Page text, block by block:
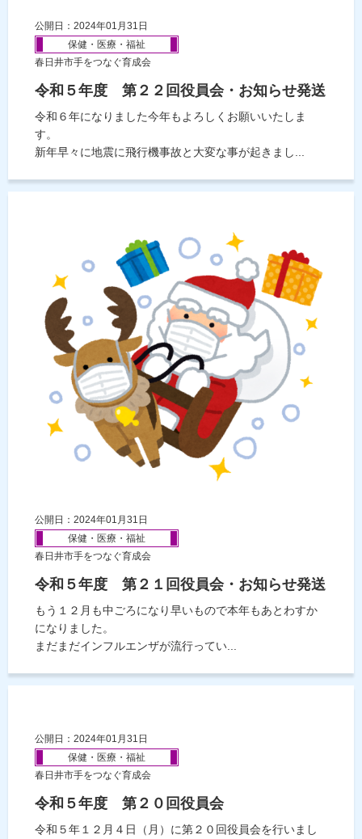
公開日：2024年01月31日
保健・医療・福祉
春日井市手をつなぐ育成会
令和５年度 第２２回役員会・お知らせ発送
令和６年になりました今年もよろしくお願いいたしま
す。
新年早々に地震に飛行機事故と大変な事が起きまし...
公開日：2024年01月31日
保健・医療・福祉
春日井市手をつなぐ育成会
令和５年度 第２１回役員会・お知らせ発送
もう１２月も中ごろになり早いもので本年もあとわすか
になりました。
まだまだインフルエンザが流行ってい...
公開日：2024年01月31日
保健・医療・福祉
春日井市手をつなぐ育成会
令和５年度 第２０回役員会
令和５年１２月４日（月）に第２０回役員会を行いまし